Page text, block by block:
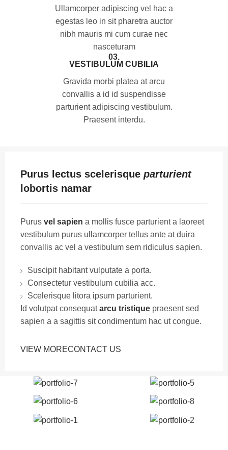
Ullamcorper adipiscing vel hac a
egestas leo in sit pharetra auctor
nibh mauris mi cum curae nec
nasceturam
03.
VESTIBULUM CUBILIA
Gravida morbi platea at arcu
convallis a id id suspendisse
parturient adipiscing vestibulum.
Praesent interdu.
Purus lectus scelerisque parturient
lobortis namar
Purus vel sapien a mollis fusce parturient a laoreet
vestibulum purus ullamcorper tellus ante at duira
convallis ac vel a vestibulum sem ridiculus sapien.
Suscipit habitant vulputate a porta.
Consectetur vestibulum cubilia acc.
Scelerisque litora ipsum parturient.
Id volutpat consequatarcu tristique praesent sed
sapien a a sagittis sit condimentum hac ut congue.
VIEW MORECONTACT US